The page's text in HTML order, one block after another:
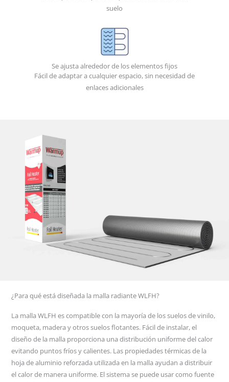
suelo
Se ajusta alrededor de los elementos fijos
Fácil de adaptar a cualquier espacio, sin necesidad de
enlaces adicionales
¿Para qué está diseñada la malla radiante WLFH?
La malla WLFH es compatible con la mayoría de los suelos de vinilo,
moqueta, madera y otros suelos flotantes. Fácil de instalar, el
diseño de la malla proporciona una distribución uniforme del calor
evitando puntos fríos y calientes. Las propiedades térmicas de la
hoja de aluminio reforzada utilizada en la malla ayudan a distribuir
el calor de manera uniforme. El sistema se puede usar como fuente